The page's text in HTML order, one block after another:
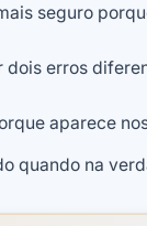
seguro
dois erros
aparece
quando na